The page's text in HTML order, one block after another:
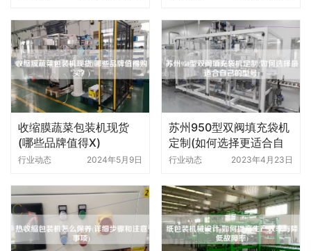
收缩膜蔬菜包装机现货
(哪些品牌值得X)
行业动态 2024年5月9日
苏州950型双阀填充袋机
定制(如何选择更适合自
己的型号)
行业动态 2023年4月23日